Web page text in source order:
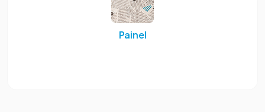
Painel